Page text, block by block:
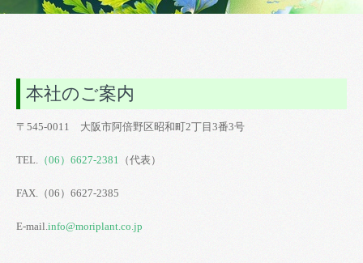
本社のご案内
〒545-0011 大阪市阿倍野区昭和町2丁目3番3号
TEL. （06）6627-2381 （代表）
FAX.（06）6627-2385
E-mail. info@moriplant.co.jp